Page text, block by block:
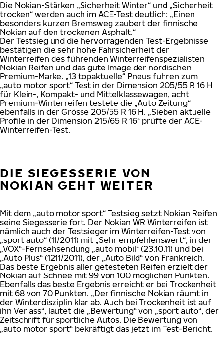
Die Nokian-Stärken „Sicherheit Winter“ und „Sicherheit
trocken“ werden auch im ACE-Test deutlich: „Einen
besonders kurzen Bremsweg zaubert der finnische
Nokian auf den trockenen Asphalt.“
Der Testsieg und die hervorragenden Test-Ergebnisse
bestätigen die sehr hohe Fahrsicherheit der
Winterreifen des führenden Winterreifenspezialisten
Nokian Reifen und das gute Image der nordischen
Premium-Marke. „13 topaktuelle“ Pneus fuhren zum
„auto motor sport“ Test in der Dimension 205/55 R 16 H
für Klein-, Kompakt- und Mittelklassewagen, acht
Premium-Winterreifen testete die „Auto Zeitung“
ebenfalls in der Grösse 205/55 R 16 H. „Sieben aktuelle
Profile in der Dimension 215/65 R 16“ prüfte der ACE-
Winterreifen-Test.
DIE SIEGESSERIE VON
NOKIAN GEHT WEITER
Mit dem „auto motor sport“ Testsieg setzt Nokian Reifen
seine Siegesserie fort. Der Nokian WR Winterreifen ist
nämlich auch der Testsieger im Winterreifen-Test von
„sport auto“ (11/2011) mit „Sehr empfehlenswert“, in der
„VOX“-Fernsehsendung „auto mobil“ (23.10.11) und bei
„Auto Plus“ (1211/2011), der „Auto Bild“ von Frankreich.
Das beste Ergebnis aller getesteten Reifen erzielt der
Nokian auf Schnee mit 99 von 100 möglichen Punkten.
Ebenfalls das beste Ergebnis erreicht er bei Trockenheit
mit 68 von 70 Punkten. „Der finnische Nokian räumt in
der Winterdisziplin klar ab. Auch bei Trockenheit ist auf
ihn Verlass“, lautet die „Bewertung“ von „sport auto“, der
Zeitschrift für sportliche Autos. Die Bewertung von
„auto motor sport“ bekräftigt das jetzt im Test-Bericht.